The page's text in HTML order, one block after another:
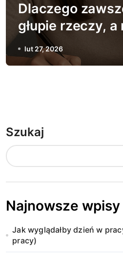
Dlaczego
głupie rzeczy, a
lut 27, 2026
Szukaj
Najnowsze wpisy
Jak wyglądałby dzień w
pracy)